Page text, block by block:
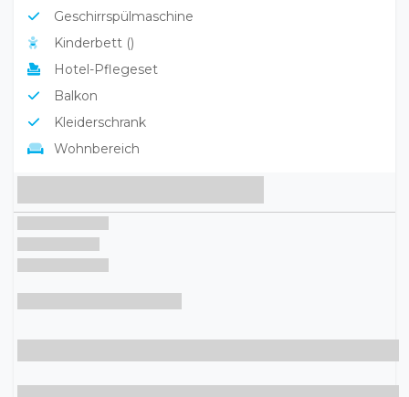
Kinderbett ()
Hotel-Pflegeset
Balkon
Kleiderschrank
Wohnbereich